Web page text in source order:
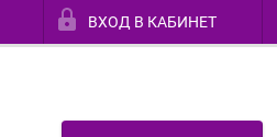
ВХОД В КАБИНЕТ